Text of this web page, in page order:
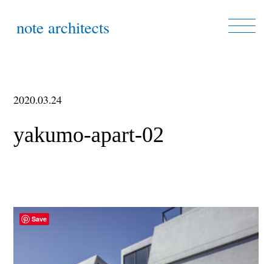
note architects
2020.03.24
yakumo-apart-02
Save